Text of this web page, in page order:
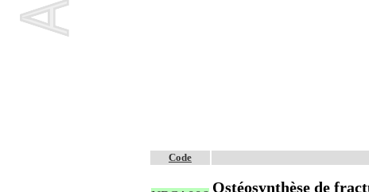
Code
Ostéosynthèse de